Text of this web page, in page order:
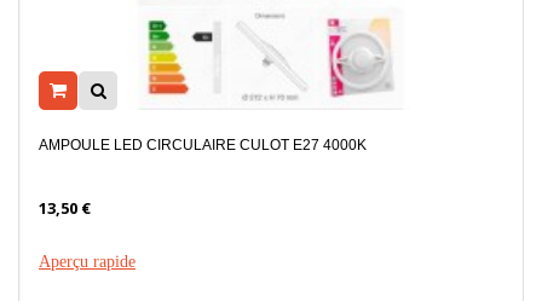
AMPOULE LED CIRCULAIRE CULOT E27 4000K
13,50 €
Aperçu rapide